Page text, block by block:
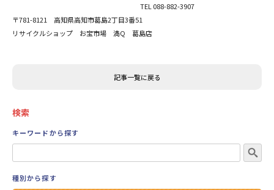
TEL 088-882-3907
〒781-8121 高知県高知市葛島2丁目3番51
リサイクルショップ お宝市場 満Q 葛島店
記事一覧に戻る
検索
キーワードから探す
種別から探す